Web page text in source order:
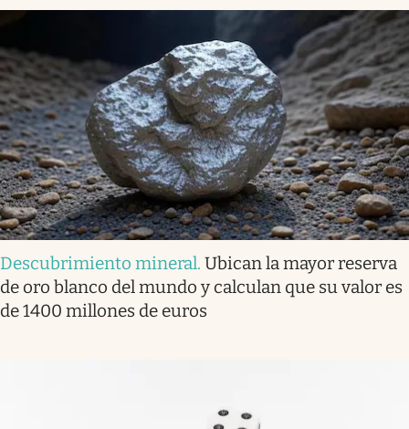
Descubrimiento mineral. Ubican la mayor reserva
de oro blanco del mundo y calculan que su valor es
de 1400 millones de euros